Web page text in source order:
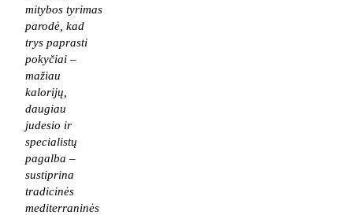
mitybos tyrimas
parodė, kad
trys paprasti
pokyčiai –
mažiau
kalorijų,
daugiau
judesio ir
specialistų
pagalba –
sustiprina
tradicinės
mediterraninės